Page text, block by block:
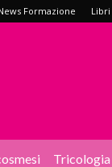
Formazione Libri
Tricologia